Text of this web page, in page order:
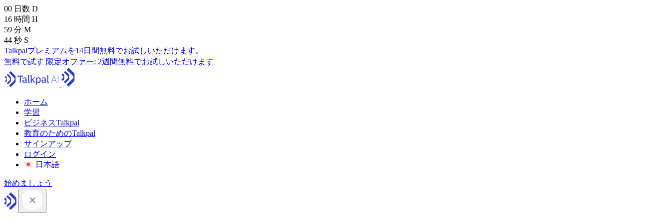
00 日数 D
16 時間 H
59 分 M
43 秒 S
Talkpalプレミアムを14日間無料でお試しいただけます。
無料で試す 限定オファー: 2週間無料でお試しいただけます
ホーム
学習
ビジネスTalkpal
教育のためのTalkpal
サインアップ
ログイン
日本語
始めましょう